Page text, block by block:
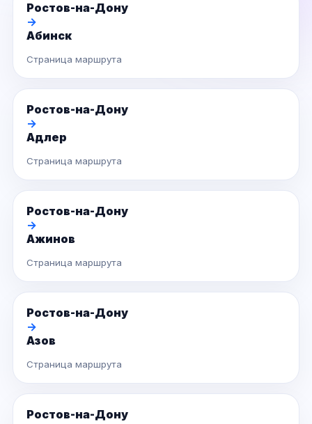
Ростов-на-Дону
→
Абинск
Страница маршрута
Ростов-на-Дону
→
Адлер
Страница маршрута
Ростов-на-Дону
→
Ажинов
Страница маршрута
Ростов-на-Дону
→
Азов
Страница маршрута
Ростов-на-Дону